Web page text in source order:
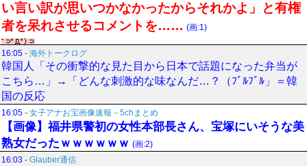
い言い訳が思いつかなかったからそれかよ」と有権
者を呆れさせるコメントを…… (画:1)
16:05 - 海外トークログ
韓国人「その衝撃的な見た目から日本で話題になった弁当が
こちら…」→「どんな刺激的な味なんだ…？（ﾌﾞﾙﾌﾞﾙ」＝韓
国の反応
16:05 - 女子アナお宝画像速報－5chまとめ
【画像】福井県警初の女性本部長さん、宝塚にいそうな美
熟女だったｗｗｗｗｗｗ (画:2)
16:03 - Glauber通信